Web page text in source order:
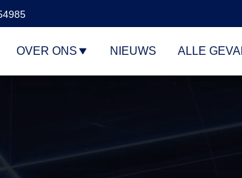
OVER ONS NIEUWS ALLE